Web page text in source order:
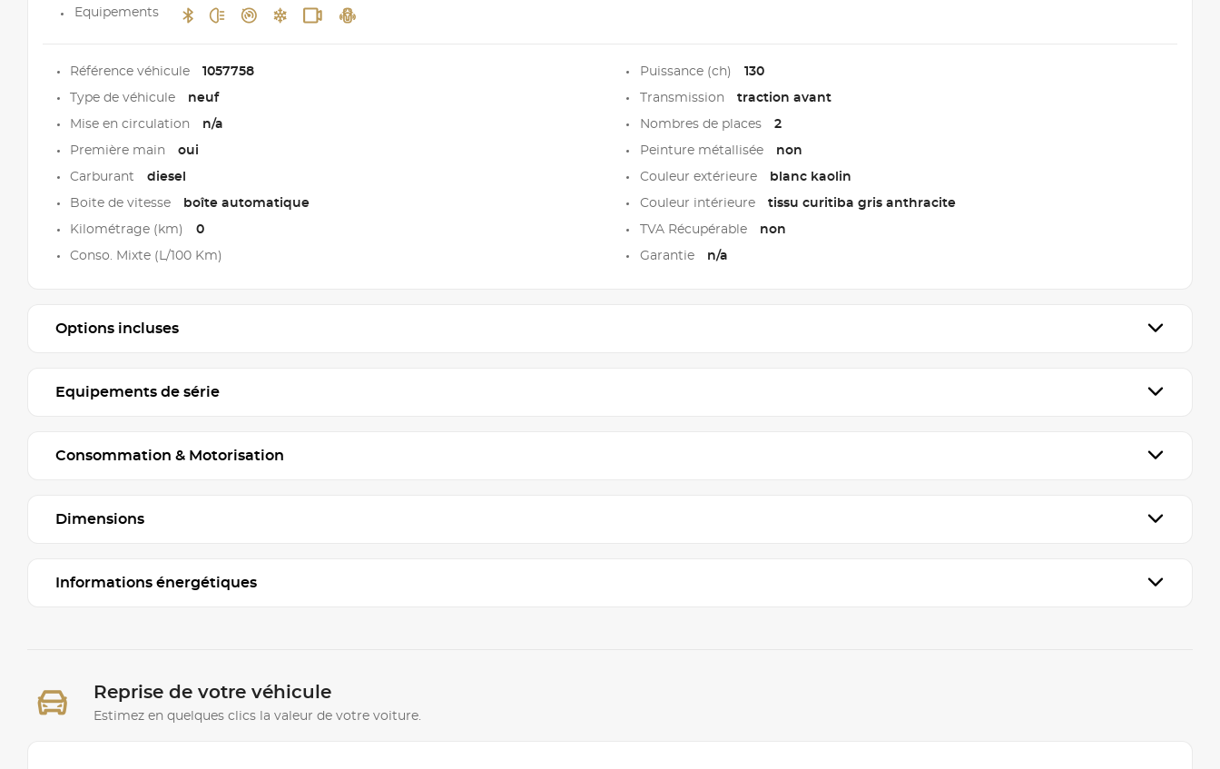
Equipements
Référence véhicule 1057758
Type de véhicule neuf
Mise en circulation n/a
Première main oui
Carburant diesel
Boite de vitesse boîte automatique
Kilométrage (km) 0
Conso. Mixte (L/100 Km)
Puissance (ch) 130
Transmission traction avant
Nombres de places 2
Peinture métallisée non
Couleur extérieure blanc kaolin
Couleur intérieure tissu curitiba gris anthracite
TVA Récupérable non
Garantie n/a
Options incluses
Equipements de série
Consommation & Motorisation
Dimensions
Informations énergétiques
Reprise de votre véhicule
Estimez en quelques clics la valeur de votre voiture.